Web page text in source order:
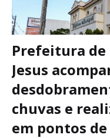
Prefeitura de
Jesus
chuvas e
em pontos